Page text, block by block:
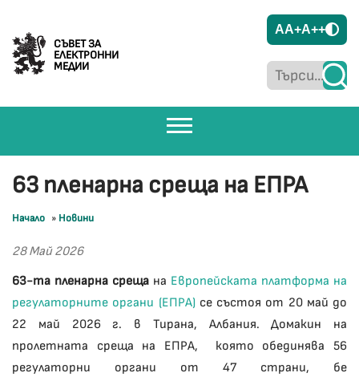
СЪВЕТ ЗА
ЕЛЕКТРОННИ
МЕДИИ
AA+A++
63 пленарна среща на ЕПРА
Начало » Новини
28 Май 2026
63-та пленарна среща на Европейската платформа на
регулаторните органи (ЕПРА)се състоя от 20 май до
22 май 2026 г. в Тирана, Албания. Домакин на
пролетната среща на ЕПРА, която обединява 56
регулаторни органи от 47 страни, бе